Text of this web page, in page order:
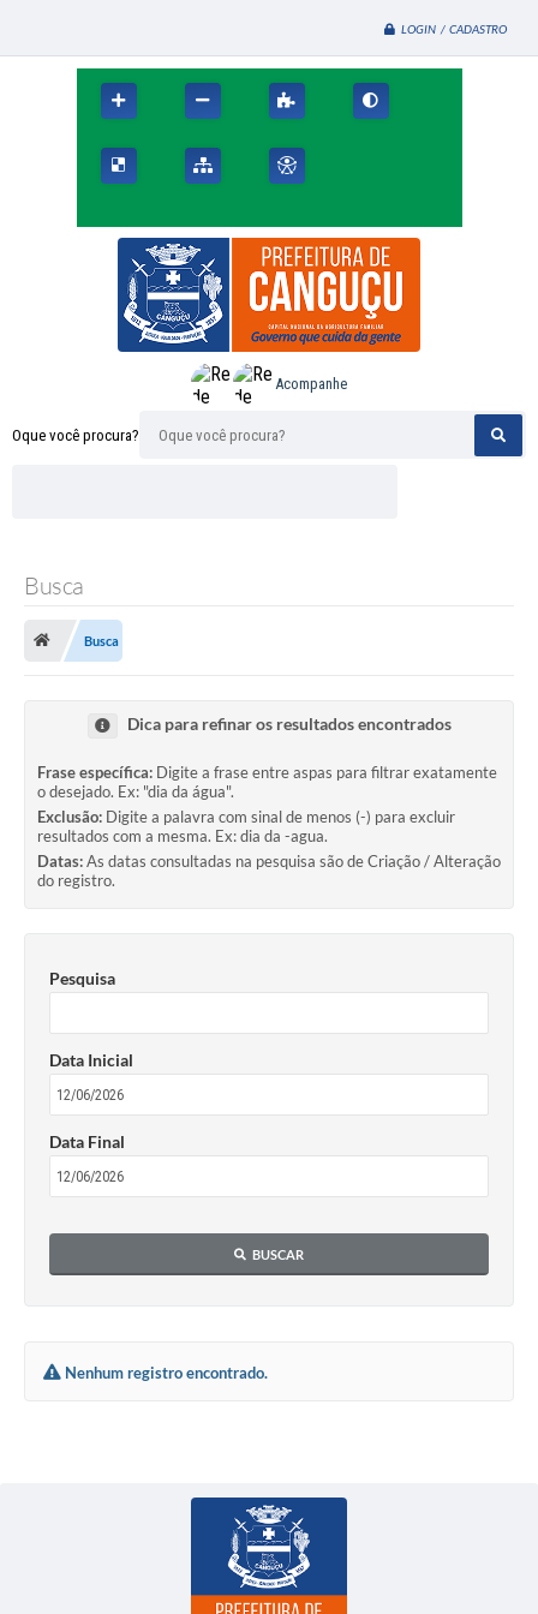
LOGIN / CADASTRO
Oque você procura?
Acompanhe
Busca
Busca
Dica para refinar os resultados encontrados
Frase específica: Digite a frase entre aspas para filtrar exatamente
o desejado. Ex: "dia da água".
Exclusão: Digite a palavra com sinal de menos (-) para excluir
resultados com a mesma. Ex: dia da -agua.
Datas:As datas consultadas na pesquisa são de Criação / Alteração
do registro.
Pesquisa
Data Inicial
Data Final
BUSCAR
Nenhum registro encontrado.